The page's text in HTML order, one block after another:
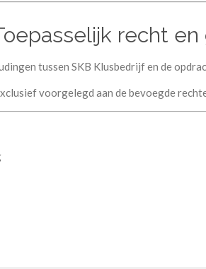
recht
tussen SKB Klusbedrijf en de
voorgelegd aan de bevoegde